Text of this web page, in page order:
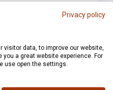
CREATIV ART & MUSIC
Privacy policy
data, to improve our website,
a great website experience. For
use open the settings.